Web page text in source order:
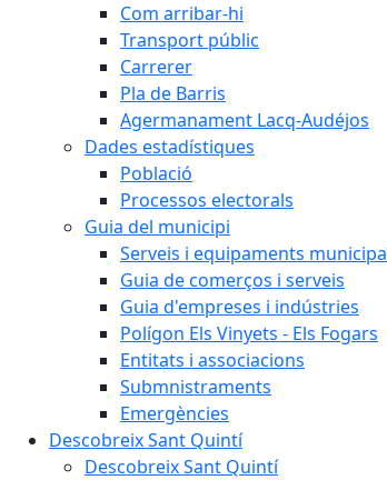
Com arribar-hi
Transport públic
Carrerer
Pla de Barris
Agermanament Lacq-Audéjos
Dades estadístiques
Població
Processos electorals
Guia del municipi
Serveis i equipaments
Guia de comerços i serveis
Guia d'empreses i indústries
Polígon Els Vinyets - Els Fogars
Entitats i associacions
Submnistraments
Emergències
Descobreix Sant Quintí
Descobreix Sant Quintí